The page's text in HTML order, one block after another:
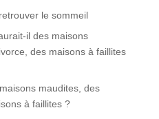
le sommeil
il des maisons
des maisons à faillites
maudites, des
à faillites ?